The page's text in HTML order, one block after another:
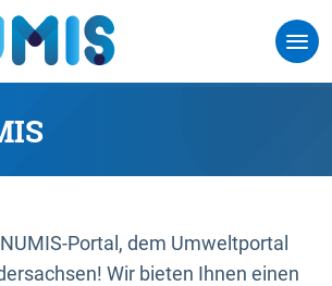
Portal, dem Umweltportal
Wir bieten Ihnen einen